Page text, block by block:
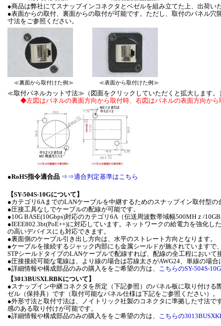
●商品は弊社にてスナップインコネクタとベゼルを組み立てた上、出荷い
●表面からの取付、裏面からの取付が可能です。ただし、取付のパネル
寸法をご参照ください。
≪裏面から取付けた例≫ ≪表面から取付けた例≫
≪取付パネルカット寸法≫（図面をクリックしていただくと拡大します。
◆左図はパネルの裏面方向から取付時、右図はパネルの表面方向か
●RoHS指令適合品 ⇒⇒適合判定基準はこちら
【SY-504S-10Gについて】
●カテゴリ6AまでのLANケーブルを中継するためのスナップイン取付型
●圧接工具なしでケーブルの配線が可能です。
●10G BASE(10Gbps)対応のカテゴリ6A（伝送周波数帯域幅500MHｚ/
●IEEE802.3bt(PoE++)に対応しています。ネットワークの給電力を強化
の高いデバイスにも対応できます。
●裏面側のケーブル引き出し方向は、水平のストレート方向となります。
●ケーブルを接続するジャック内部にも金属シールドが施されています
STPシールドタイプのLANケーブルで配線すれば、配線の全工程におい
●圧接接続可能な電線は、より線の場合は芯線太さがAWG24、単線の場
●詳細情報や構成部品のみの購入ををご希望の方は、
こちらのSY-504S-10G
【3013BUSXLRBKについて】
●スナップイン中継コネクタを所定（下記参照）のパネル板に取り付け
ゼル（保持具）です（取付可能なパネル仕様は下記をご参照ください）。
●外形寸法と取付寸法は、ノイトリック社製のコネクタに準拠した寸法
感のある取り付けが可能です。
●詳細情報や構成部品のみの購入ををご希望の方は、
こちらの